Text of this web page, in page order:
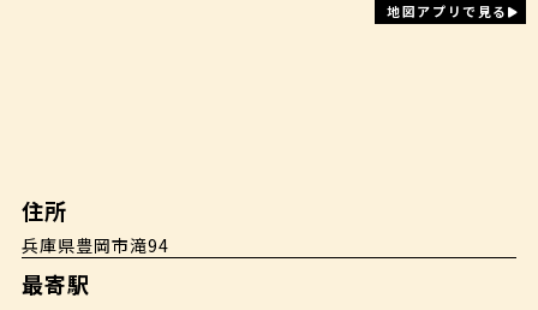
地図アプリで見る
住所
兵庫県豊岡市滝94
最寄駅